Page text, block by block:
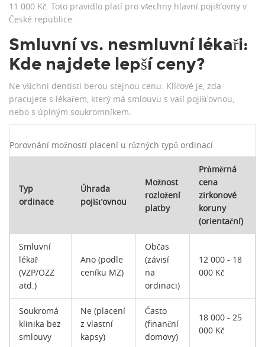
11 000 Kč. Toto pravidlo platí pro všechny hlavní pojišťovny v
České republice.
Smluvní vs. nesmluvní lékaři:
Kde najdete lepší ceny?
Ne všichni dentisti berou stejnou cenu. Klíčové je, zda
pracujete s lékařem, který má smlouvu s vaší pojišťovnou,
nebo s úplným soukromníkem.
Porovnání možností placení u různých typů ordinací
Typ
ordinace
Úhrada
pojišťovnou
Možnost
rozložení
platby
Průměrná
cena
zirkonové
koruny
(orientační)
Smluvní
lékař
(VZP/OZZ
atd.)
Ano (podle
ceníku MZ)
Občas
(závisí
na
ordinaci)
12 000 - 18
000 Kč
Soukromá
klinika bez
smlouvy
Ne (placení
z vlastní
kapsy)
Často
(finanční
domovy)
18 000 - 25
000 Kč